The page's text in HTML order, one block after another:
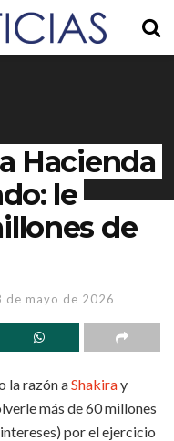
Hacienda
le
de
de mayo de 2026
la razón aShakiray
más de 60 millones
por el ejercicio